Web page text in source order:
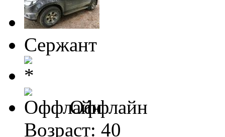
Сержант
Оффлайн
Возраст: 40